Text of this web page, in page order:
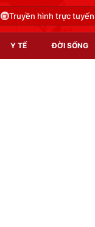
Truyền hình trực tuyến
Y TẾ ĐỜI SỐNG